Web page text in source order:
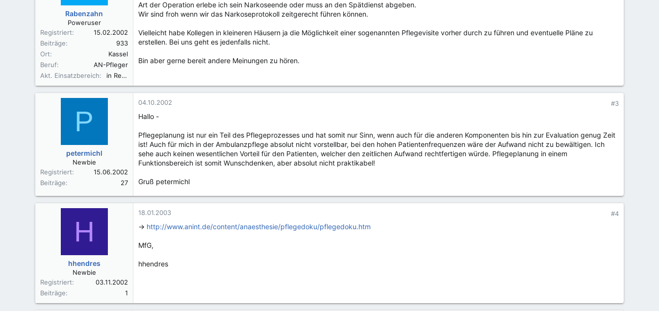
Rabenzahn
Poweruser
Registriert
15.02.2002
Beiträge
933
Ort
Kassel
Beruf
AN-Pfleger
Akt. Einsatzbereich
in Rente
Art der Operation erlebe ich sein Narkoseende oder muss an den Spätdienst abgeben.
Wir sind froh wenn wir das Narkoseprotokoll zeitgerecht führen können.
Vielleicht habe Kollegen in kleineren Häusern ja die Möglichkeit einer sogenannten Pflegevisite vorher durch zu führen und eventuelle Pläne zu
erstellen. Bei uns geht es jedenfalls nicht.
Bin aber gerne bereit andere Meinungen zu hören.
P
petermichl
Newbie
Registriert
15.06.2002
Beiträge
27
04.10.2002 #3
Hallo -
Pflegeplanung ist nur ein Teil des Pflegeprozesses und hat somit nur Sinn, wenn auch für die anderen Komponenten bis hin zur Evaluation genug Zeit
ist! Auch für mich in der Ambulanzpflege absolut nicht vorstellbar, bei den hohen Patientenfrequenzen wäre der Aufwand nicht zu bewältigen. Ich
sehe auch keinen wesentlichen Vorteil für den Patienten, welcher den zeitlichen Aufwand rechtfertigen würde. Pflegeplanung in einem
Funktionsbereich ist somit Wunschdenken, aber absolut nicht praktikabel!
Gruß petermichl
H
hhendres
Newbie
Registriert
03.11.2002
Beiträge
1
18.01.2003 #4
-> http://www.anint.de/content/anaesthesie/pflegedoku/pflegedoku.htm
MfG,
hhendres